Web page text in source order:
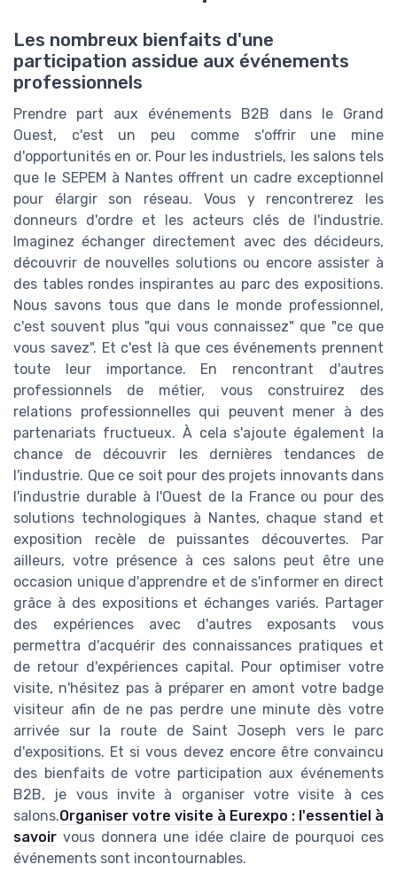
Les nombreux bienfaits d'une
participation assidue aux événements
professionnels
Prendre part aux événements B2B dans le Grand
Ouest, c'est un peu comme s'offrir une mine
d'opportunités en or. Pour les industriels, les salons tels
que le SEPEM à Nantes offrent un cadre exceptionnel
pour élargir son réseau. Vous y rencontrerez les
donneurs d'ordre et les acteurs clés de l'industrie.
Imaginez échanger directement avec des décideurs,
découvrir de nouvelles solutions ou encore assister à
des tables rondes inspirantes au parc des expositions.
Nous savons tous que dans le monde professionnel,
c'est souvent plus "qui vous connaissez" que "ce que
vous savez". Et c'est là que ces événements prennent
toute leur importance. En rencontrant d'autres
professionnels de métier, vous construirez des
relations professionnelles qui peuvent mener à des
partenariats fructueux. À cela s'ajoute également la
chance de découvrir les dernières tendances de
l'industrie. Que ce soit pour des projets innovants dans
l'industrie durable à l'Ouest de la France ou pour des
solutions technologiques à Nantes, chaque stand et
exposition recèle de puissantes découvertes. Par
ailleurs, votre présence à ces salons peut être une
occasion unique d'apprendre et de s'informer en direct
grâce à des expositions et échanges variés. Partager
des expériences avec d'autres exposants vous
permettra d'acquérir des connaissances pratiques et
de retour d'expériences capital. Pour optimiser votre
visite, n'hésitez pas à préparer en amont votre badge
visiteur afin de ne pas perdre une minute dès votre
arrivée sur la route de Saint Joseph vers le parc
d'expositions. Et si vous devez encore être convaincu
des bienfaits de votre participation aux événements
B2B, je vous invite à organiser votre visite à ces
salons.Organiser votre visite à Eurexpo : l'essentiel à
savoir vous donnera une idée claire de pourquoi ces
événements sont incontournables.